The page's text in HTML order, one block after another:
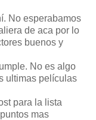
No esperabamos
de aca por lo
buenos y
No es algo
ultimas películas
para la lista
mas